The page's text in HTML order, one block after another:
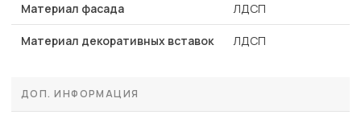
Материал фасада ЛДСП
Материал декоративных вставок ЛДСП
ДОП. ИНФОРМАЦИЯ